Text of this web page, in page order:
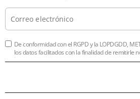
De conformidad con el RGPD y la LOPDGDD,
los datos facilitados con la finalidad de remitirle